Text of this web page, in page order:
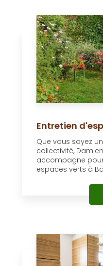
Entretien
Que vous soyez
collectivité,
accompagne
espaces verts à